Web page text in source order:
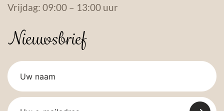
Vrijdag: 09:00 – 13:00 uur
Nieuwsbrief